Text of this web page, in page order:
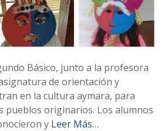
Básico, junto a la profesora
de orientación y
en la cultura aymara, para
pueblos originarios. Los alumnos
y Leer Más…